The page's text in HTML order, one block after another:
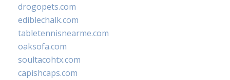
drogopets.com
ediblechalk.com
tabletennisnearme.com
oaksofa.com
soultacohtx.com
capishcaps.com